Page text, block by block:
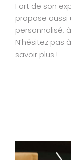
Fort de son
propose
personnalisé,
N’hésitez pas à
savoir plus !